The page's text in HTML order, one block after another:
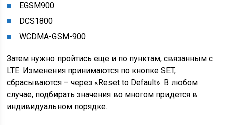
EGSM900
DCS1800
WCDMA-GSM-900
Затем нужно пройтись еще и по пунктам, связанным с
LTE. Изменения принимаются по кнопке SET,
сбрасываются – через «Reset to Default». В любом
случае, подбирать значения во многом придется в
индивидуальном порядке.